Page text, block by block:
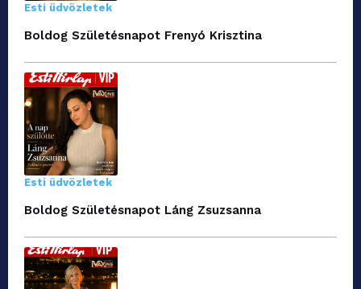
Esti üdvözletek
Boldog Születésnapot Frenyó Krisztina
Esti üdvözletek
Boldog Születésnapot Láng Zsuzsanna